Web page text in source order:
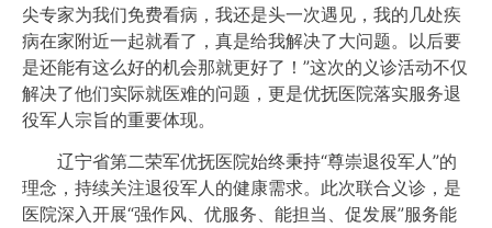
尖专家为我们免费看病，我还是头一次遇见，我的几处疾
病在家附近一起就看了，真是给我解决了大问题。以后要
是还能有这么好的机会那就更好了！”这次的义诊活动不仅
解决了他们实际就医难的问题，更是优抚医院落实服务退
役军人宗旨的重要体现。
辽宁省第二荣军优抚医院始终秉持“尊崇退役军人”的
理念，持续关注退役军人的健康需求。此次联合义诊，是
医院深入开展“强作风、优服务、能担当、促发展”服务能